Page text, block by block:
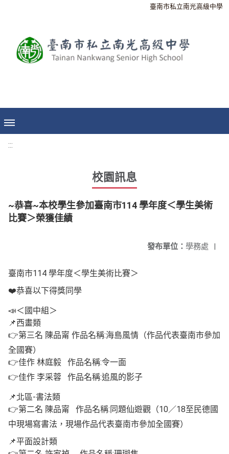
臺南市私立南光高級中學
:::
校園訊息
~恭喜~本校學生參加臺南市114 學年度＜學生美術
比賽＞榮獲佳績
發布單位： 學務處 |
臺南市114 學年度＜學生美術比賽＞
❤️恭喜以下得獎同學
📣＜國中組＞
📌西畫類
👉第三名 陳品甯 作品名稱:海島風情（作品代表臺南市參加
全國賽）
👉佳作 林庭毅 作品名稱:令一面
👉佳作 李采蓉 作品名稱:追風的影子
📌北區-書法類
👉第二名 陳品甯 作品名稱:同題仙遊觀（10／18至民德國
中現場寫書法，現場作品代表臺南市參加全國賽）
📌平面設計類